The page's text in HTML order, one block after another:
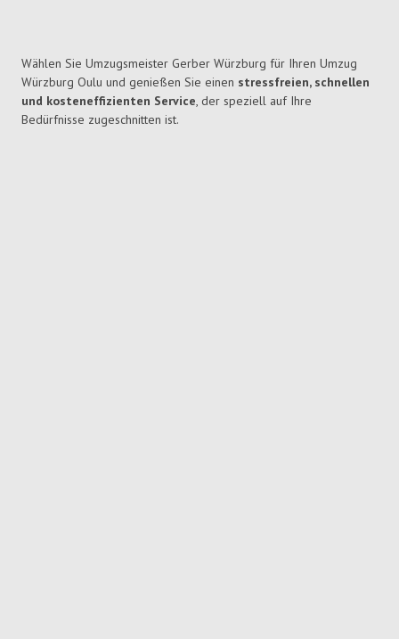
Wählen Sie Umzugsmeister Gerber Würzburg für Ihren Umzug
Würzburg Oulu und genießen Sie einen stressfreien, schnellen
und kosteneffizienten Service, der speziell auf Ihre
Bedürfnisse zugeschnitten ist.